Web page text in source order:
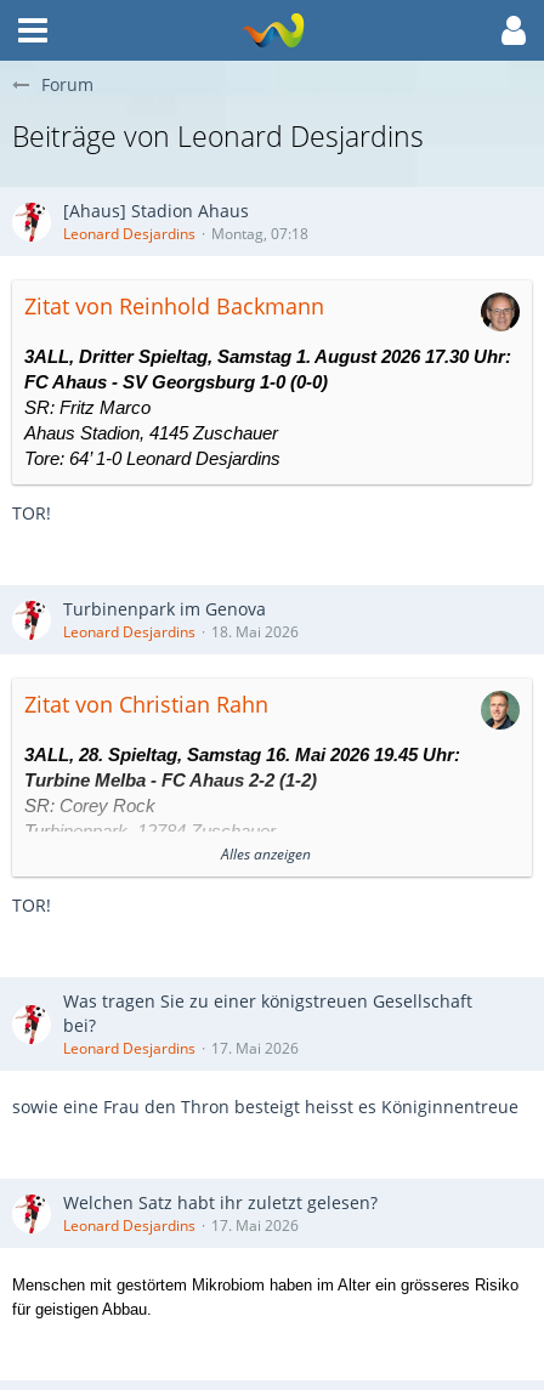
Forum
Beiträge von Leonard Desjardins
[Ahaus] Stadion Ahaus
Leonard Desjardins Montag, 07:18
Zitat von Reinhold Backmann
3ALL, Dritter Spieltag, Samstag 1. August 2026 17.30 Uhr:
FC Ahaus - SV Georgsburg 1-0 (0-0)
SR: Fritz Marco
Ahaus Stadion, 4145 Zuschauer
Tore: 64’ 1-0 Leonard Desjardins
TOR!
Turbinenpark im Genova
Leonard Desjardins 18. Mai 2026
Zitat von Christian Rahn
3ALL, 28. Spieltag, Samstag 16. Mai 2026 19.45 Uhr:
Turbine Melba - FC Ahaus 2-2 (1-2)
SR: Corey Rock
Turbinenpark, 12784 Zuschauer
1. Halbzeit
Flanke von Savard, Desjardins setzt sich im Strafraum clever
ab und trifft volley ins rechte Eck.
Ahaus kombiniert sich durchs Zentrum, Lécuyer verlädt
Nach einem Mazzanti-Eckball steht Semper goldrichtig und
2. Halbzeit
Alles anzeigen
TOR!
Was tragen Sie zu einer königstreuen Gesellschaft
bei?
Leonard Desjardins 17. Mai 2026
sowie eine Frau den Thron besteigt heisst es Königinnentreue
Welchen Satz habt ihr zuletzt gelesen?
Leonard Desjardins 17. Mai 2026
Menschen mit gestörtem Mikrobiom haben im Alter ein grösseres Risiko
für geistigen Abbau.